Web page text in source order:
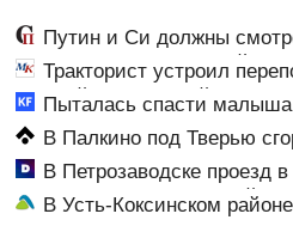
Путин и Си должны
подозрением: Зеленский
дипломатам
Тракторист устроил
погоней и стрельбой
Пыталась спасти
женщина разбилась
06/08/2026 – Новости
В Палкино под Тверью
– Новости Твери и городов
- Afanasy.biz – Тверские
Тверь новости. Новос
В Петрозаводске проезд
подешевеет до 40 рублей
В Усть-Коксинском